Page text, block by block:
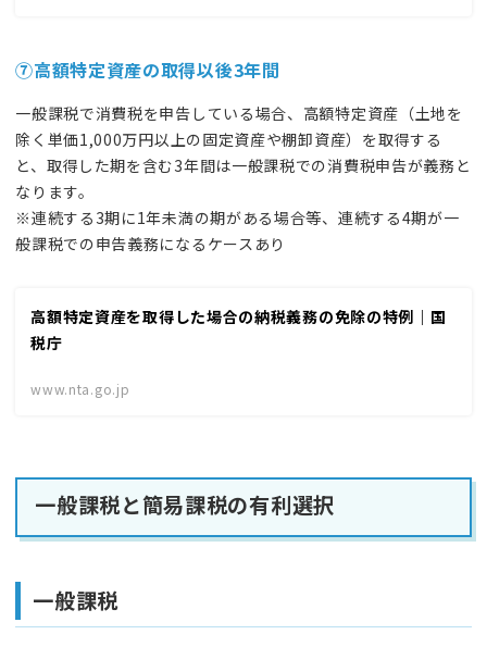
⑦高額特定資産の取得以後3年間
一般課税で消費税を申告している場合、高額特定資産（土地を
除く単価1,000万円以上の固定資産や棚卸資産）を取得する
と、取得した期を含む3年間は一般課税での消費税申告が義務と
なります。
※連続する3期に1年未満の期がある場合等、連続する4期が一
般課税での申告義務になるケースあり
高額特定資産を取得した場合の納税義務の免除の特例｜国
税庁
www.nta.go.jp
一般課税と簡易課税の有利選択
一般課税